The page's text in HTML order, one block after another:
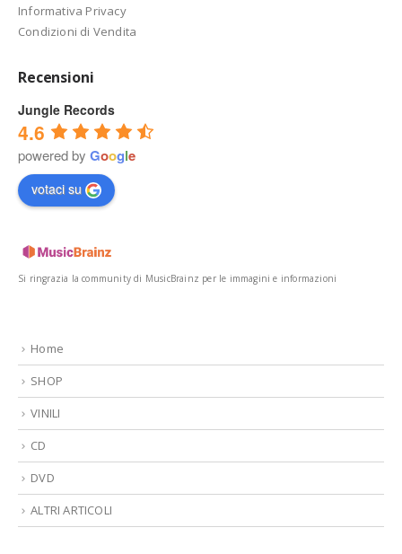
Informativa Privacy
Condizioni di Vendita
Recensioni
Jungle Records
4.6
powered by Google
votaci su
Si ringrazia la community di MusicBrainz per le immagini e informazioni
Home
SHOP
VINILI
CD
DVD
ALTRI ARTICOLI